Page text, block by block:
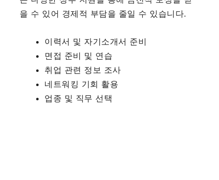
을 수 있어 경제적 부담을 줄일 수 있습니다.
이력서 및 자기소개서 준비
면접 준비 및 연습
취업 관련 정보 조사
네트워킹 기회 활용
업종 및 직무 선택